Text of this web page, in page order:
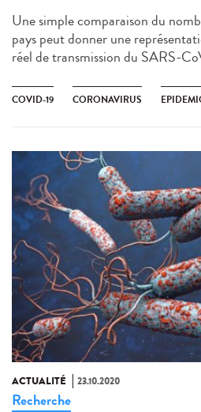
Une simple comparaison du
pays peut donner une
réel de transmission du SARS-
COVID-19 CORONAVIRUS
ACTUALITÉ 23.10.2020
Recherche